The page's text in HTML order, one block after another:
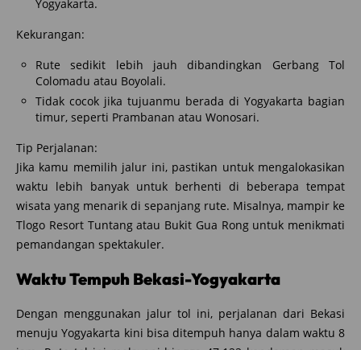
Yogyakarta.
Kekurangan:
Rute sedikit lebih jauh dibandingkan Gerbang Tol
Colomadu atau Boyolali.
Tidak cocok jika tujuanmu berada di Yogyakarta bagian
timur, seperti Prambanan atau Wonosari.
Tip Perjalanan:
Jika kamu memilih jalur ini, pastikan untuk mengalokasikan
waktu lebih banyak untuk berhenti di beberapa tempat
wisata yang menarik di sepanjang rute. Misalnya, mampir ke
Tlogo Resort Tuntang atau Bukit Gua Rong untuk menikmati
pemandangan spektakuler.
Waktu Tempuh Bekasi-Yogyakarta
Dengan menggunakan jalur tol ini, perjalanan dari Bekasi
menuju Yogyakarta kini bisa ditempuh hanya dalam waktu 8